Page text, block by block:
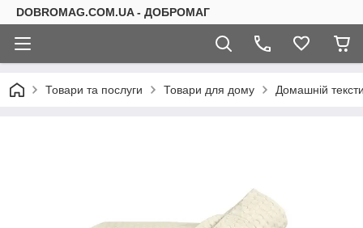
DOBROMAG.COM.UA - ДОБРОМАГ
Товари та послуги Товари для дому Домашній